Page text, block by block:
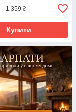
1 359 ₴
Купити